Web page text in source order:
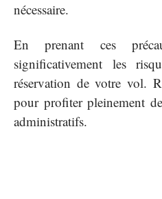
nécessaire.
En prenant ces
significativement les
réservation de votre vol.
pour profiter pleinement
administratifs.